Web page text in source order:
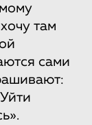
там
сами